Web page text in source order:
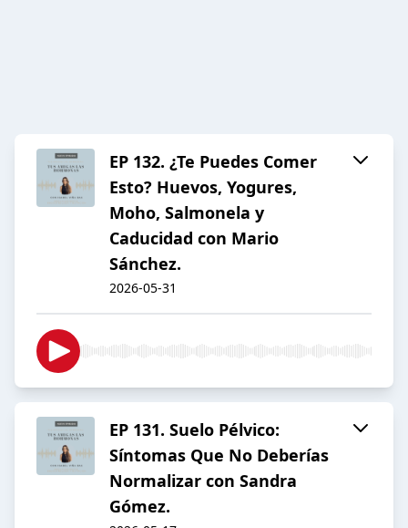
EP 132. ¿Te Puedes Comer
Esto? Huevos, Yogures,
Moho, Salmonela y
Caducidad con Mario
Sánchez.
2026-05-31
EP 131. Suelo Pélvico:
Síntomas Que No Deberías
Normalizar con Sandra
Gómez.